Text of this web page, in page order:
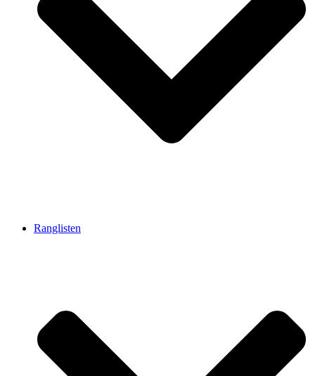
Ranglisten